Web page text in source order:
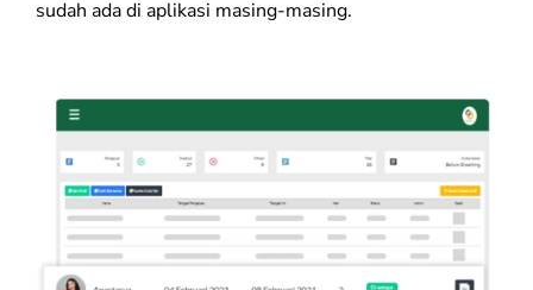
sudah ada di aplikasi masing-masing.